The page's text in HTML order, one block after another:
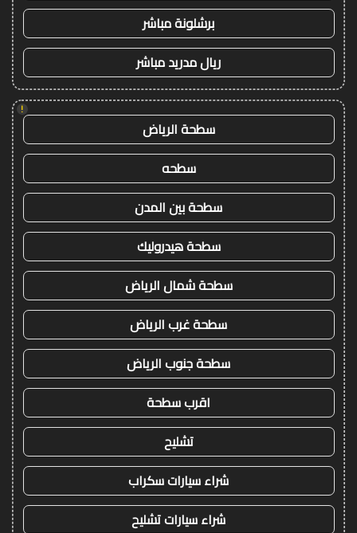
برشلونة مباشر
ريال مدريد مباشر
!
سطحة الرياض
سطحه
سطحة بين المدن
سطحة هيدروليك
سطحة شمال الرياض
سطحة غرب الرياض
سطحة جنوب الرياض
اقرب سطحة
تشليح
شراء سيارات سكراب
شراء سيارات تشليح